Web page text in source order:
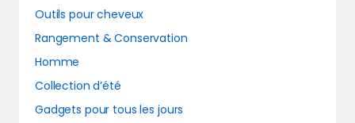
Outils pour cheveux
Rangement & Conservation
Homme
Collection d’été
Gadgets pour tous les jours